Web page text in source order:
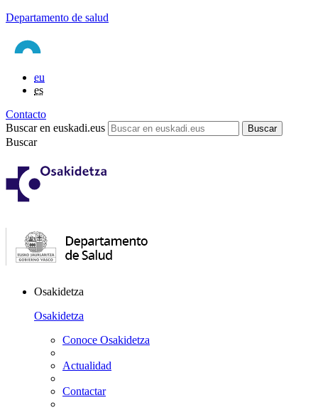
Departamento de salud
eu
es
Contacto
Buscar en euskadi.eus
Buscar
Osakidetza
Osakidetza
Conoce Osakidetza
Actualidad
Contactar